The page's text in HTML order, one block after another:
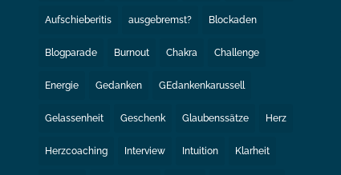
Aufschieberitis ausgebremst? Blockaden
Blogparade Burnout Chakra Challenge
Energie Gedanken GEdankenkarussell
Gelassenheit Geschenk Glaubenssätze Herz
Herzcoaching Interview Intuition Klarheit